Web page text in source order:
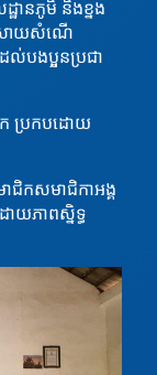
ានភូមិ​ និងខ្នង
រាយសំណេី​
បងប្អូនប្រជា
ក ប្រកបដោយ
កសមាជិកាអង្គ
យភាពស្និទ្ធ